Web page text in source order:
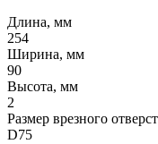
Длина, мм
254
Ширина, мм
90
Высота, мм
2
Размер врезного
D75